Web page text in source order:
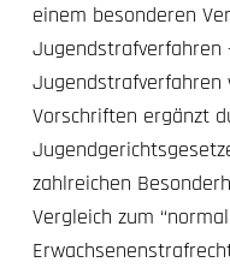
einem besonderen
Jugendstrafverfahren
Vorschriften ergänzt
zahlreichen
Vergleich zum